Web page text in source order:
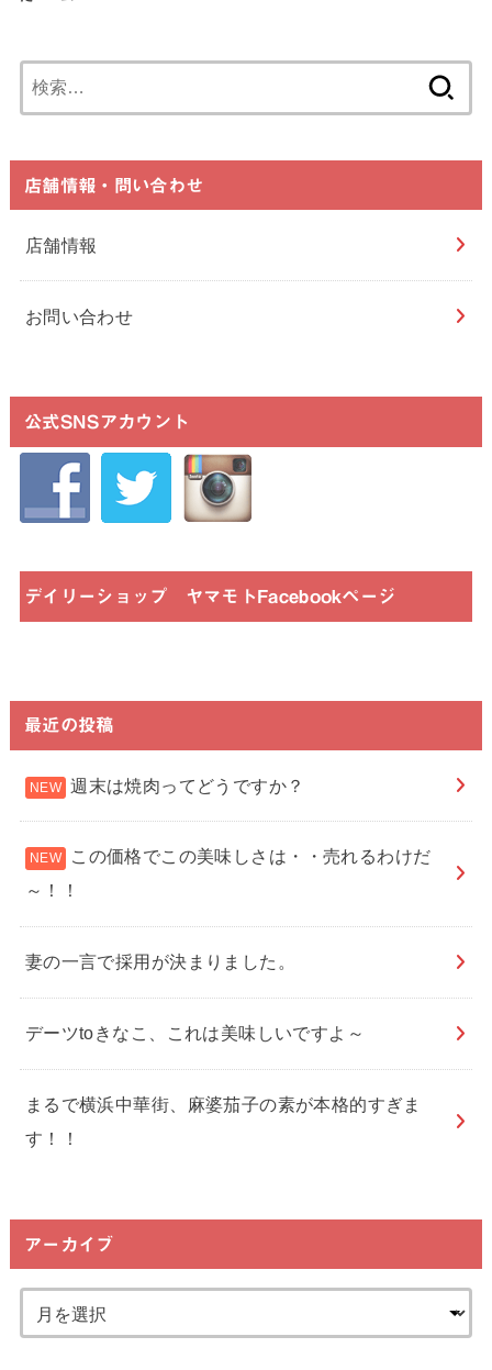
索:
店舗情報・問い合わせ
店舗情報
お問い合わせ
公式SNSアカウント
デイリーショップ ヤマモトFacebookページ
最近の投稿
週末は焼肉ってどうですか？
この価格でこの美味しさは・・売れるわけだ
～！！
妻の一言で採用が決まりました。
デーツtoきなこ、これは美味しいですよ～
まるで横浜中華街、麻婆茄子の素が本格的すぎま
す！！
アーカイブ